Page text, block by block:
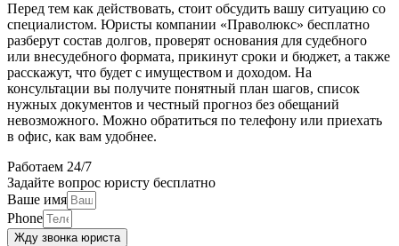
Перед тем как действовать, стоит обсудить вашу ситуацию со
специалистом. Юристы компании «Праволюкс» бесплатно
разберут состав долгов, проверят основания для судебного
или внесудебного формата, прикинут сроки и бюджет, а также
расскажут, что будет с имуществом и доходом. На
консультации вы получите понятный план шагов, список
нужных документов и честный прогноз без обещаний
невозможного. Можно обратиться по телефону или приехать
в офис, как вам удобнее.
Работаем 24/7
Задайте вопрос юристу бесплатно
Ваше имя
Phone
Жду звонка юриста